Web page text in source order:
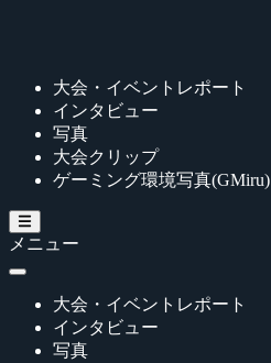
大会・イベントレポート
インタビュー
写真
大会クリップ
ゲーミング環境写真(GMiru)
メニュー
大会・イベントレポート
インタビュー
写真